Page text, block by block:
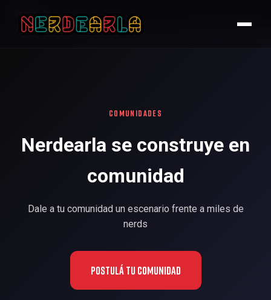
Inicio Comunidades
COMUNIDADES
Nerdearla se construye en
comunidad
Dale a tu comunidad un escenario frente a miles de
nerds
Postulá tu comunidad